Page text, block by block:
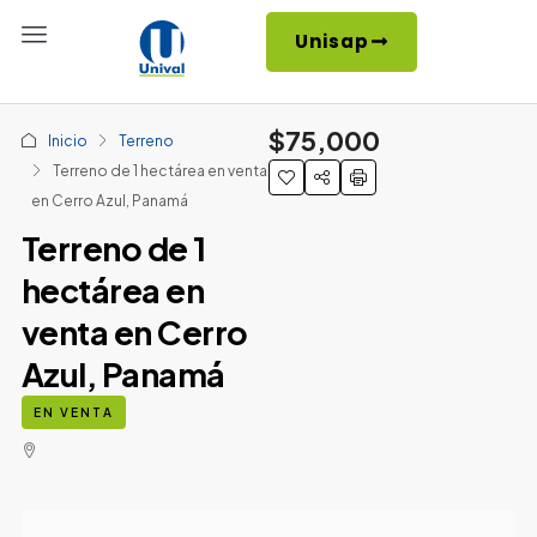
Unisap
Inicio
Terreno
Terreno de 1 hectárea en venta
en Cerro Azul, Panamá
Terreno de 1
hectárea en
venta en Cerro
Azul, Panamá
EN VENTA
$75,000